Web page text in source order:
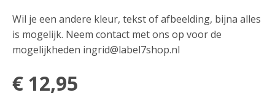
Wil je een andere kleur, tekst of afbeelding, bijna alles
is mogelijk. Neem contact met ons op voor de
mogelijkheden ingrid@label7shop.nl
€ 12,95